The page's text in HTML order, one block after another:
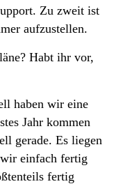
Zu zweit ist
aufzustellen.
Habt ihr vor,
haben wir eine
Jahr kommen
gerade. Es liegen
einfach fertig
fertig